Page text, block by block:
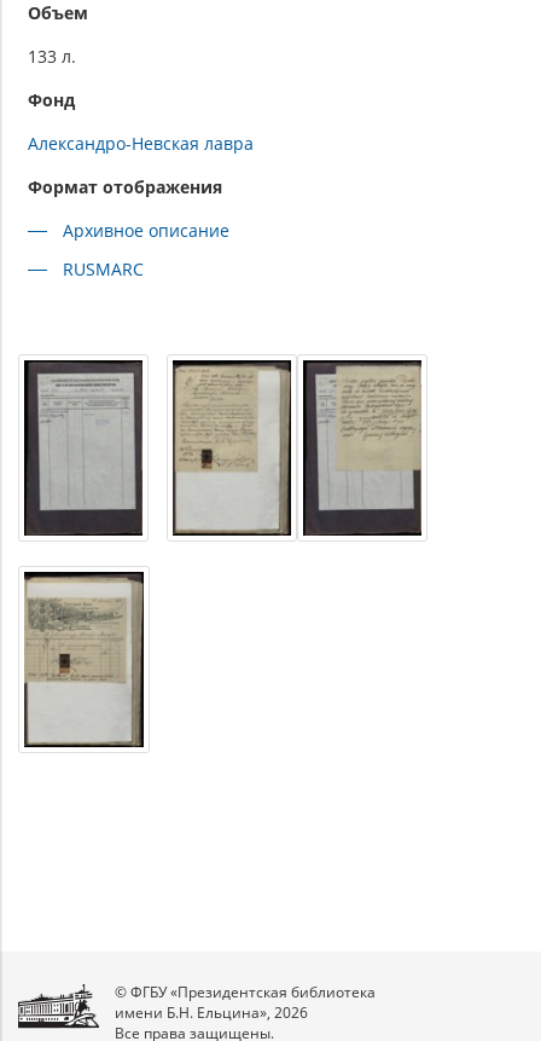
Объем
133 л.
Фонд
Александро-Невская лавра
Формат отображения
Архивное описание
RUSMARC
© ФГБУ «Президентская библиотека
имени Б.Н. Ельцина», 2026
Все права защищены.